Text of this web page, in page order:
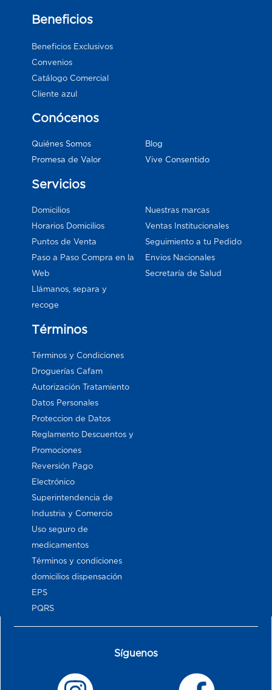
Beneficios
Beneficios Exclusivos
Convenios
Catálogo Comercial
Cliente azul
Conócenos
Quiénes Somos
Promesa de Valor
Blog
Vive Consentido
Servicios
Domicilios
Horarios Domicilios
Puntos de Venta
Paso a Paso Compra en la
Web
Llámanos, separa y
recoge
Nuestras marcas
Ventas Institucionales
Seguimiento a tu Pedido
Envios Nacionales
Secretaría de Salud
Términos
Términos y Condiciones
Droguerías Cafam
Autorización Tratamiento
Datos Personales
Proteccion de Datos
Reglamento Descuentos y
Promociones
Reversión Pago
Electrónico
Superintendencia de
Industria y Comercio
Uso seguro de
medicamentos
Términos y condiciones
domicilios dispensación
EPS
PQRS
Síguenos